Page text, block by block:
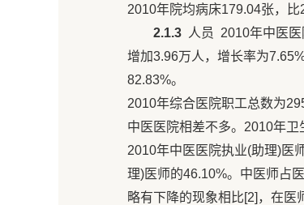
2010年院均病床179.04张，比
2.1.3 人员 2010年中医
增加3.96万人，增长率为
82.83%。
2010年综合医院职工总数为
中医医院相差不多。2010年卫
2010年中医医院执业(助理)医
理)医师的46.10%。中医师占
略有下降的现象相比[2]，在